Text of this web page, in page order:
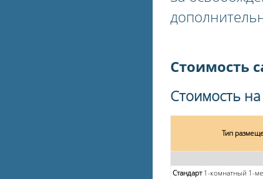
Стоимость
Стоимость
Тип
Стандарт1-комнатный 1-